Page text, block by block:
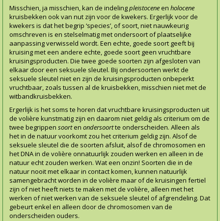
Misschien, ja misschien, kan de indelingpleistoceneen holocene
kruisbekken ook van nut zijn voor de kwekers. Ergerlijk voor de
kwekers is dat het begrip ‘species’, of soort, niet nauwkeurig
omschreven is en stelselmatig met ondersoort of plaatselijke
aanpassing verwisseld wordt. Een echte, goede soort geeft bij
kruising met een andere echte, goede soort geen vruchtbare
kruisingsproducten. Die twee goede soorten zijn afgesloten van
elkaar door een seksuele sleutel. Bij ondersoorten werkt de
seksuele sleutel niet en zijn de kruisingsproducten onbeperkt
vruchtbaar, zoals tussen al de kruisbekken, misschien niet met de
witbandkruisbekken.
Ergerlijk is het soms te horen dat vruchtbare kruisingsproducten uit
de volière kunstmatig zijn en daarom niet geldig als criterium om de
twee begrippen soorten ondersoortte onderscheiden. Alleen als
het in de natuur voorkomt zou het criterium geldig zijn. Alsof de
seksuele sleutel die de soorten afsluit, alsof de chromosomen en
het DNA in de volière onnatuurlijk zouden werken en alleen in de
natuur echt zouden werken. Wat een onzin! Soorten die in de
natuur nooit met elkaar in contact komen, kunnen natuurlijk
samengebracht worden in de volière maar of de kruisingen fertiel
zijn of niet heeft niets te maken met de volière, alleen met het
werken of niet werken van de seksuele sleutel of afgrendeling. Dat
gebeurt enkel en alleen door de chromosomen van de
onderscheiden ouders.